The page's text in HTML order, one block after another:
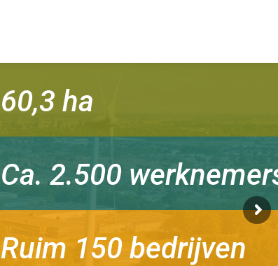
60,3 ha
Ca. 2.500
Ruim 150 bedrijven